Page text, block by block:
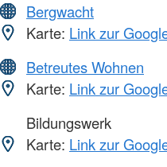
Bergwacht
Karte: Link zur
Betreutes Wohnen
Karte: Link zur
Bildungswerk
Karte: Link zur